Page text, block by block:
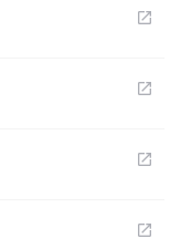
open_in_new
open_in_new
open_in_new
open_in_new